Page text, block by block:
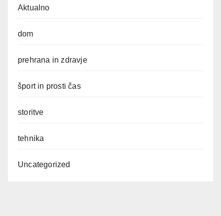
Aktualno
dom
prehrana in zdravje
šport in prosti čas
storitve
tehnika
Uncategorized